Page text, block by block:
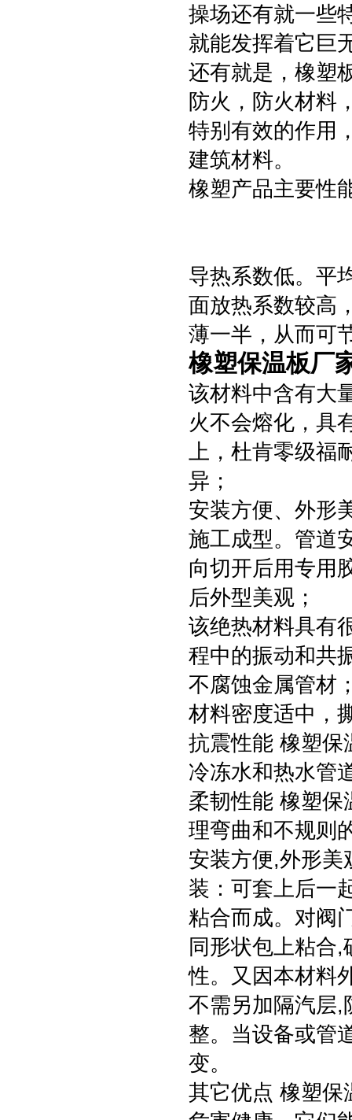
操场还有就一些
就能发挥着它巨
还有就是，橡塑
防火，防火材料
特别有效的作用
建筑材料。
橡塑产品主要性
导热系数低。平
面放热系数较高
薄一半，从而可
橡塑保温板厂
该材料中含有大
火不会熔化，具
上，杜肯零级福
异；
安装方便、外形
施工成型。管道
向切开后用专用
后外型美观；
该绝热材料具有
程中的振动和共
不腐蚀金属管材
材料密度适中，
抗震性能 橡塑保
冷冻水和热水管
柔韧性能 橡塑保
理弯曲和不规则
安装方便,外形美
装：可套上后一
粘合而成。对阀
同形状包上粘合
性。又因本材料
不需另加隔汽层,
整。当设备或管
变。
其它优点 橡塑保